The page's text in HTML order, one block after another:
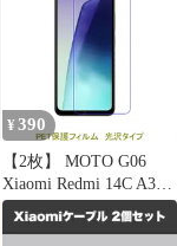
¥ 390
【2枚】 MOTO G06
Xiaomi Redmi 14C A3
Pro 14R 【PET素材】
液晶保護フィルム 高光